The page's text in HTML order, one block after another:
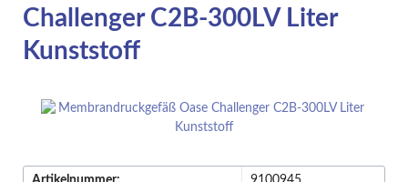
Challenger C2B-300LV Liter
Kunststoff